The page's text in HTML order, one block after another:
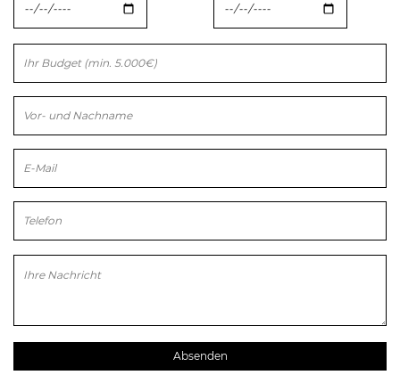
Bitte lasse dieses Feld leer.
Bitte lasse dieses Feld leer.